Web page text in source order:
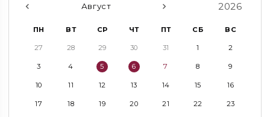
Август 2026
ПН ВТ СР ЧТ ПТ СБ ВС
27 28 29 30 31 1 2
3 4 5 6 7 8 9
10 11 12 13 14 15 16
17 18 19 20 21 22 23